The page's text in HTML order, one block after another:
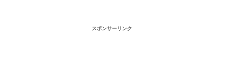
スポンサーリンク